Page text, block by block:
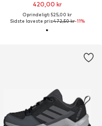
420,00 kr
Oprindeligt: 525,00 kr
Sidste laveste pris:472,50 kr-11%